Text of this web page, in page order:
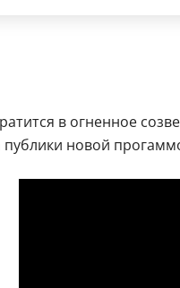
в огненное
публики новой